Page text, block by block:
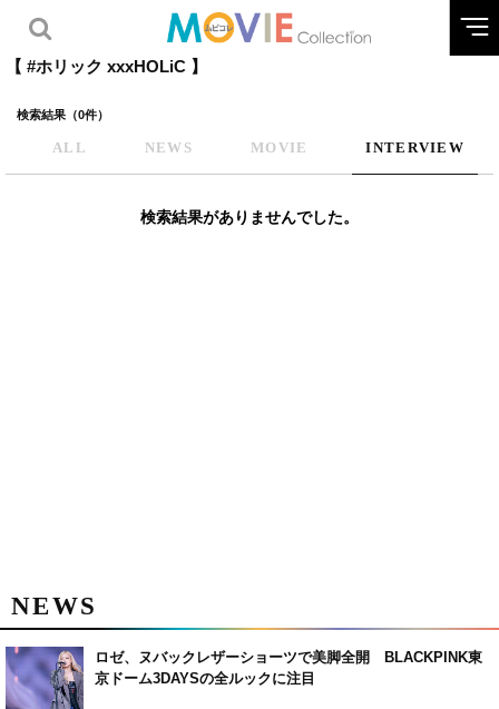
【 #ホリック xxxHOLiC 】
検索結果（0件）
ALL NEWS MOVIE INTERVIEW
検索結果がありませんでした。
NEWS
ロゼ、ヌバックレザーショーツで美脚全開 BLACKPINK東
京ドーム3DAYSの全ルックに注目